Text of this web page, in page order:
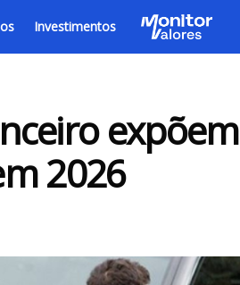
Investimentos
expõem
2026